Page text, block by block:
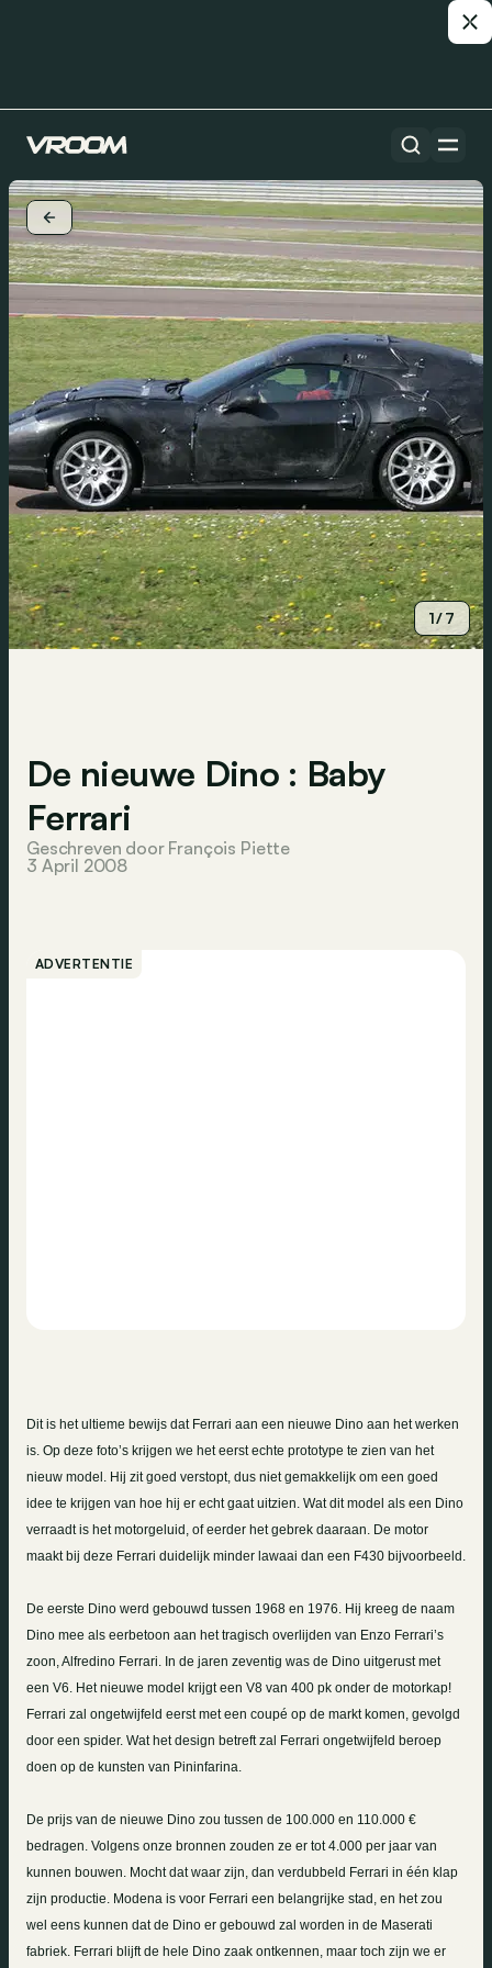
1/7
De nieuwe Dino : Baby
Ferrari
Geschreven door François Piette
3 April 2008
ADVERTENTIE
Dit is het ultieme bewijs dat Ferrari aan een nieuwe Dino aan het werken
is. Op deze foto’s krijgen we het eerst echte prototype te zien van het
nieuw model. Hij zit goed verstopt, dus niet gemakkelijk om een goed
idee te krijgen van hoe hij er echt gaat uitzien. Wat dit model als een Dino
verraadt is het motorgeluid, of eerder het gebrek daaraan. De motor
maakt bij deze Ferrari duidelijk minder lawaai dan een F430 bijvoorbeeld.
De eerste Dino werd gebouwd tussen 1968 en 1976. Hij kreeg de naam
Dino mee als eerbetoon aan het tragisch overlijden van Enzo Ferrari’s
zoon, Alfredino Ferrari. In de jaren zeventig was de Dino uitgerust met
een V6. Het nieuwe model krijgt een V8 van 400 pk onder de motorkap!
Ferrari zal ongetwijfeld eerst met een coupé op de markt komen, gevolgd
door een spider. Wat het design betreft zal Ferrari ongetwijfeld beroep
doen op de kunsten van Pininfarina.
De prijs van de nieuwe Dino zou tussen de 100.000 en 110.000 €
bedragen. Volgens onze bronnen zouden ze er tot 4.000 per jaar van
kunnen bouwen. Mocht dat waar zijn, dan verdubbeld Ferrari in één klap
zijn productie. Modena is voor Ferrari een belangrijke stad, en het zou
wel eens kunnen dat de Dino er gebouwd zal worden in de Maserati
fabriek. Ferrari blijft de hele Dino zaak ontkennen, maar toch zijn we er